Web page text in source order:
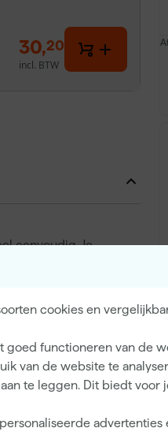
cookies en
goed functioneren van de
van de website te
te leggen. Dit biedt voor
advertenties
30,20
incl. BTW
eenvoudig. Je
plinten of houten
handeling meerdere
is geschikt
ongewenste
afmetingen
Optimaliseer je
voor deze